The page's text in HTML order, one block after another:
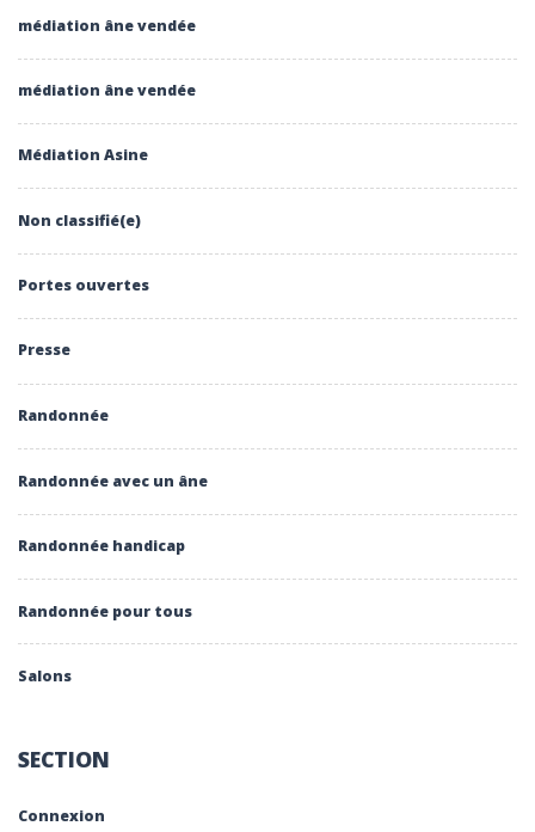
médiation âne vendée
médiation âne vendée
Médiation Asine
Non classifié(e)
Portes ouvertes
Presse
Randonnée
Randonnée avec un âne
Randonnée handicap
Randonnée pour tous
Salons
SECTION
Connexion